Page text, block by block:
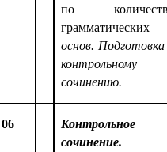
по
грамматических
основ. Подготовка
контрольному
сочинению.
06
Контрольное
сочинение.